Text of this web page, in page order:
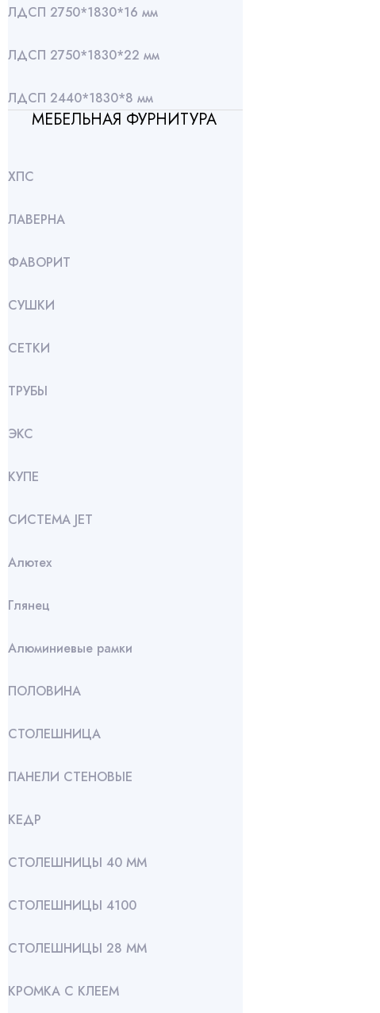
ЛДСП 2750*1830*16 мм
ЛДСП 2750*1830*22 мм
ЛДСП 2440*1830*8 мм
МЕБЕЛЬНАЯ ФУРНИТУРА
ХПС
ЛАВЕРНА
ФАВОРИТ
СУШКИ
СЕТКИ
ТРУБЫ
ЭКС
КУПЕ
СИСТЕМА JET
Алютех
Глянец
Алюминиевые рамки
ПОЛОВИНА
СТОЛЕШНИЦА
ПАНЕЛИ СТЕНОВЫЕ
КЕДР
СТОЛЕШНИЦЫ 40 ММ
СТОЛЕШНИЦЫ 4100
СТОЛЕШНИЦЫ 28 ММ
КРОМКА С КЛЕЕМ